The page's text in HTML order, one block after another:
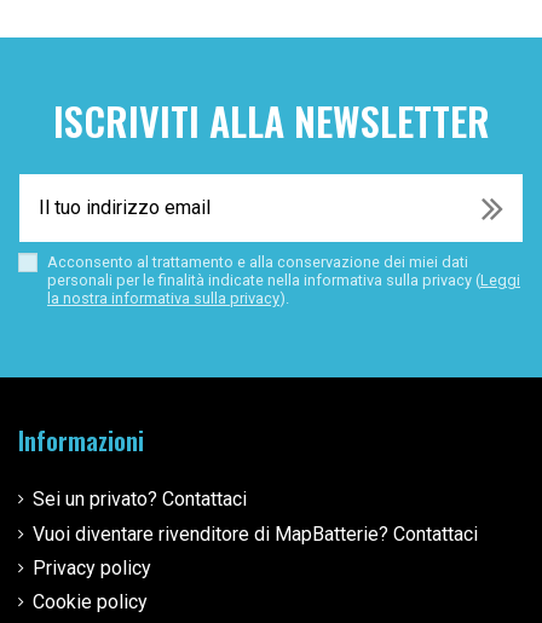
ISCRIVITI ALLA NEWSLETTER
Acconsento al trattamento e alla conservazione dei miei dati
personali per le finalità indicate nella informativa sulla privacy (Leggi
la nostra informativa sulla privacy).
Informazioni
Sei un privato? Contattaci
Vuoi diventare rivenditore di MapBatterie? Contattaci
Privacy policy
Cookie policy